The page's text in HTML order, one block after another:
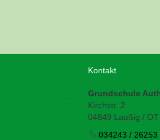
Kontakt
Grundschule
Kirchstr. 2
04849 Laußig / OT
034243 / 26253